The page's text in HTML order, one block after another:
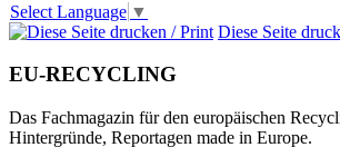
Select Language ▼
Diese Seite
EU-RECYCLING
Das Fachmagazin für den europäischen
Hintergründe, Reportagen made in Europe.